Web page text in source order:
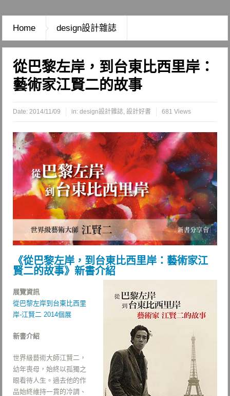
Home design設計雜誌
從巴黎左岸，到台東比西里岸：
藝術家江賢二的故事
Date:2014/11/09 in:design設計雜誌,設計好書 681 Views
《從巴黎左岸，到台東比西里岸：藝術家江
賢二的故事》新書介紹
展覽資訊
從巴黎左岸到台東比西里
岸-江賢二 2014個展
新書介紹
世界級藝術大師江賢二，
幼年喪母，始終以孤獨之
眼看待人生。過去他的作
品始終維持一貫的冷調、